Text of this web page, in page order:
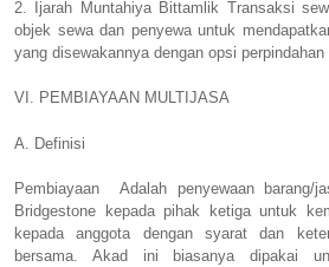
2. Ijarah Muntahiya Bittamlik Transaksi
objek sewa dan penyewa untuk
yang disewakannya dengan opsi
VI. PEMBIAYAAN MULTIJASA
A. Definisi
Pembiayaan
Adalah penyewaan barang/
Bridgestone kepada pihak ketiga untuk
kepada anggota dengan syarat dan
bersama. Akad ini biasanya dipakai